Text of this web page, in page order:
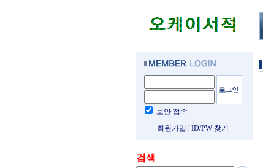
보안 접속
회원가입
ID/PW 찾기
검색